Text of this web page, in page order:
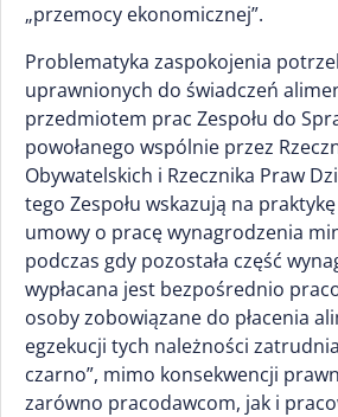
„przemocy ekonomicznej”.
Problematyka zaspokojenia
uprawnionych do świadczeń
przedmiotem prac Zespołu do
powołanego wspólnie przez
Obywatelskich i Rzecznika Praw
tego Zespołu wskazują na
umowy o pracę wynagrodzenia
podczas gdy pozostała część
wypłacana jest bezpośrednio
osoby zobowiązane do płacenia
egzekucji tych należności
czarno”, mimo konsekwencji
zarówno pracodawcom, jak i